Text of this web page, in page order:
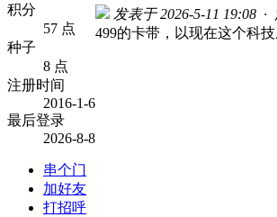
积分
57 点
种子
8 点
注册时间
2016-1-6
最后登录
2026-8-8
串个门
加好友
打招呼
发表于 2026-5-11 19:08 ·
499的卡带，以现在这个科